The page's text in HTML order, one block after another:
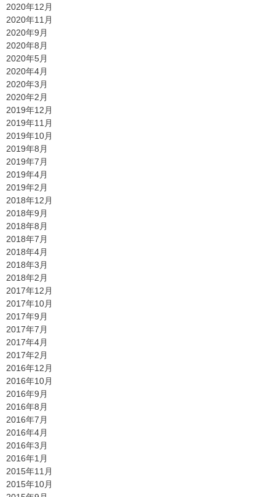
2020年12月
2020年11月
2020年9月
2020年8月
2020年5月
2020年4月
2020年3月
2020年2月
2019年12月
2019年11月
2019年10月
2019年8月
2019年7月
2019年4月
2019年2月
2018年12月
2018年9月
2018年8月
2018年7月
2018年4月
2018年3月
2018年2月
2017年12月
2017年10月
2017年9月
2017年7月
2017年4月
2017年2月
2016年12月
2016年10月
2016年9月
2016年8月
2016年7月
2016年4月
2016年3月
2016年1月
2015年11月
2015年10月